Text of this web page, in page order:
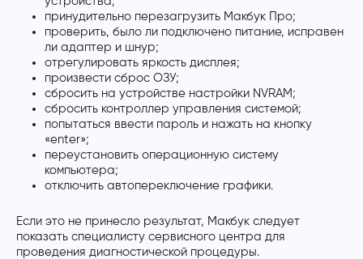
принудительно перезагрузить Макбук Про;
проверить, было ли подключено питание, исправен
ли адаптер и шнур;
отрегулировать яркость дисплея;
произвести сброс ОЗУ;
сбросить на устройстве настройки NVRAM;
сбросить контроллер управления системой;
попытаться ввести пароль и нажать на кнопку
«enter»;
переустановить операционную систему
компьютера;
отключить автопереключение графики.
Если это не принесло результат, Макбук следует
показать специалисту сервисного центра для
проведения диагностической процедуры.